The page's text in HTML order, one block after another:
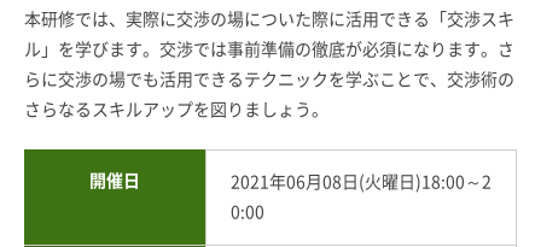
本研修では、実際に交渉の場についた際に活用できる「交渉スキ
ル」を学びます。交渉では事前準備の徹底が必須になります。さ
らに交渉の場でも活用できるテクニックを学ぶことで、交渉術の
さらなるスキルアップを図りましょう。
開催日
2021年06月08日(火曜日)18:00～2
0:00